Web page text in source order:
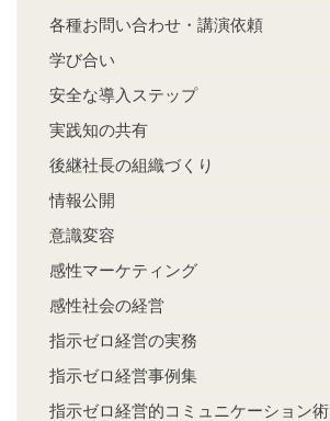
各種お問い合わせ・講演依頼
学び合い
安全な導入ステップ
実践知の共有
後継社長の組織づくり
情報公開
意識変容
感性マーケティング
感性社会の経営
指示ゼロ経営の実務
指示ゼロ経営事例集
指示ゼロ経営的コミュニケーション術